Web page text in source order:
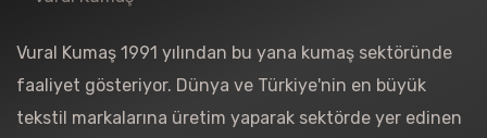
Vural Kumaş 1991 yılından bu yana kumaş sektöründe
faaliyet gösteriyor. Dünya ve Türkiye'nin en büyük
tekstil markalarına üretim yaparak sektörde yer edinen